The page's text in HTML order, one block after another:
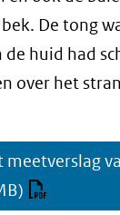
De tong
de huid had
over het
meetverslag